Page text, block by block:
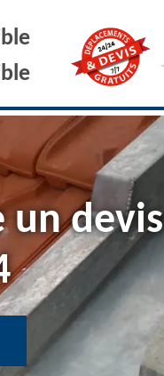
un devis